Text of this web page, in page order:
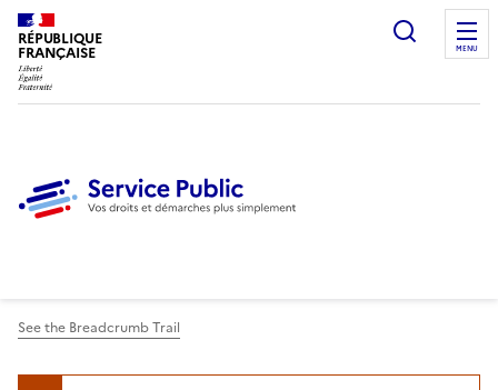
RÉPUBLIQUE
FRANÇAISE
Ouvrir
MENU
See the Breadcrumb Trail